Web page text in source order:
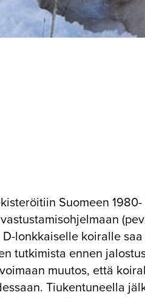
Suomeen
lonkkaiselle koiralle
tutkimista ennen
muutos, että
Tiukentuneella